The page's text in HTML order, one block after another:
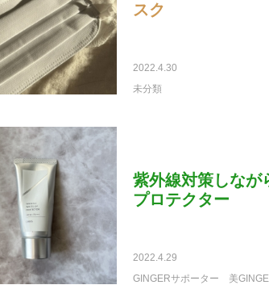
スク
2022.4.30
未分類
紫外線対策しなが
プロテクター
2022.4.29
GINGERサポーター
美